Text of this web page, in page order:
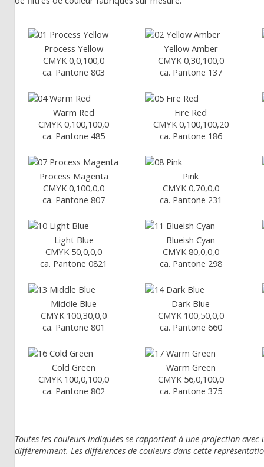
Process Yellow
CMYK 0,0,100,0
ca. Pantone 803
Yellow Amber
CMYK 0,30,100,0
ca. Pantone 137
Warm Red
CMYK 0,100,100,0
ca. Pantone 485
Fire Red
CMYK 0,100,100,20
ca. Pantone 186
Process Magenta
CMYK 0,100,0,0
ca. Pantone 807
Pink
CMYK 0,70,0,0
ca. Pantone 231
Light Blue
CMYK 50,0,0,0
ca. Pantone 0821
Blueish Cyan
CMYK 80,0,0,0
ca. Pantone 298
Middle Blue
CMYK 100,30,0,0
ca. Pantone 801
Dark Blue
CMYK 100,50,0,0
ca. Pantone 660
Cold Green
CMYK 100,0,100,0
ca. Pantone 802
Warm Green
CMYK 56,0,100,0
ca. Pantone 375
Toutes les couleurs indiquées se rapportent à une projection
différemment. Les différences de couleurs dans cette